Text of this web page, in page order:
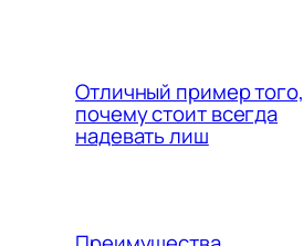
Отличный пример того,
почему стоит всегда
надевать лиш